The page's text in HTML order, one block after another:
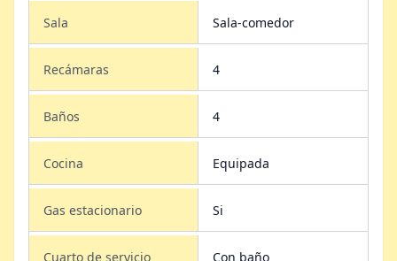
Sala Sala-comedor
Recámaras 4
Baños 4
Cocina Equipada
Gas estacionario Si
Cuarto de servicio Con baño